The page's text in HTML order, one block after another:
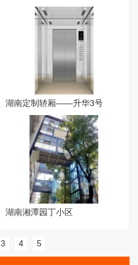
湖南定制轿厢——升华3号
湖南湘潭园丁小区
3 4 5